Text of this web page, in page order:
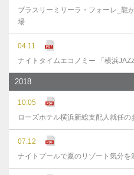
ブラスリーミリーラ・フォーレ_龍
場
04.11
ナイトタイムエコノミー 「横浜
2018
10.05
ローズホテル横浜新総支配人就任の
07.12
ナイトプールで夏のリゾート気分を